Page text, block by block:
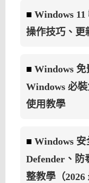
■Windows
操作技巧、更
■Windows 免
Windows 必
使用教學
■Windows
Defender、防
整教學（2026